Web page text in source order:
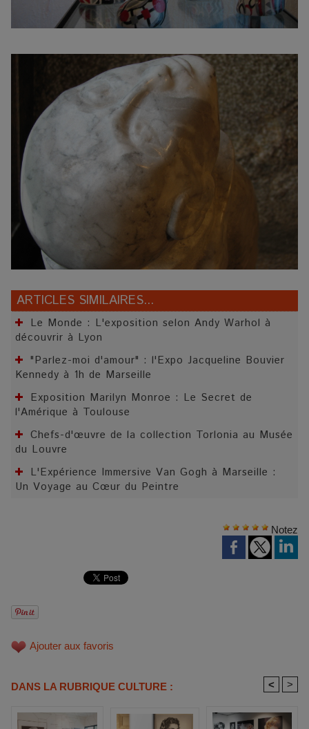
ARTICLES SIMILAIRES...
Le Monde : L'exposition selon Andy Warhol à
découvrir à Lyon
"Parlez-moi d'amour" : l'Expo Jacqueline Bouvier
Kennedy à 1h de Marseille
Exposition Marilyn Monroe : Le Secret de
l'Amérique à Toulouse
Chefs-d'œuvre de la collection Torlonia au Musée
du Louvre
L'Expérience Immersive Van Gogh à Marseille :
Un Voyage au Cœur du Peintre
Notez
Ajouter aux favoris
DANS LA RUBRIQUE CULTURE : < >